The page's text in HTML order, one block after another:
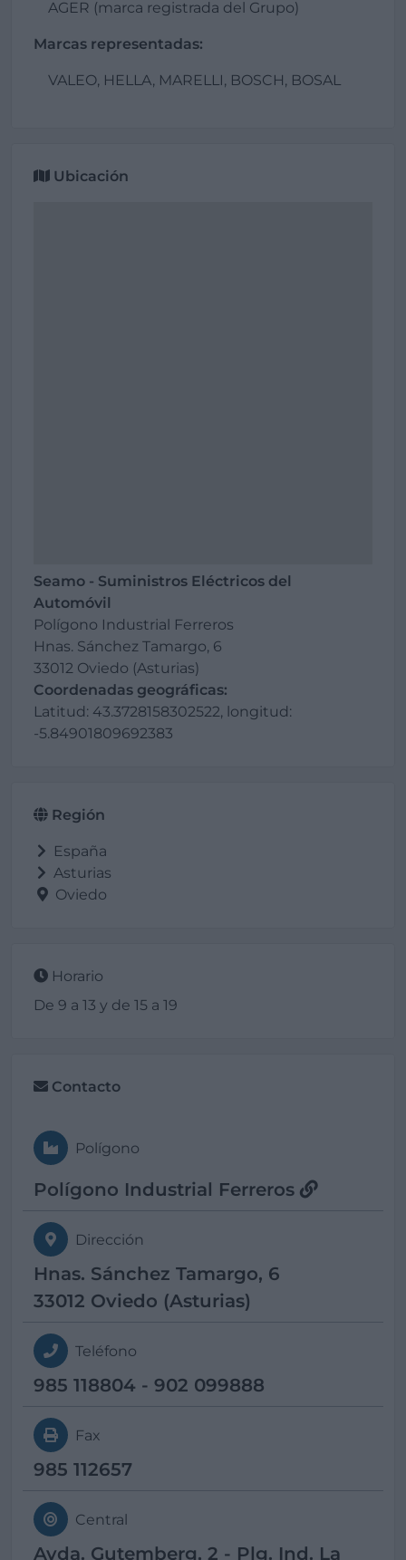
AGER (marca registrada del Grupo)
Marcas representadas:
VALEO, HELLA, MARELLI, BOSCH, BOSAL
Ubicación
Seamo - Suministros Eléctricos del
Automóvil
Polígono Industrial Ferreros
Hnas. Sánchez Tamargo, 6
33012 Oviedo (Asturias)
Coordenadas geográficas:
Latitud: 43.3728158302522, longitud:
-5.84901809692383
Región
España
Asturias
Oviedo
Horario
De 9 a 13 y de 15 a 19
Contacto
Polígono
Polígono Industrial Ferreros
Dirección
Hnas. Sánchez Tamargo, 6
33012 Oviedo (Asturias)
Teléfono
985 118804 - 902 099888
Fax
985 112657
Central
Avda. Gutemberg, 2 - Plg. Ind. La